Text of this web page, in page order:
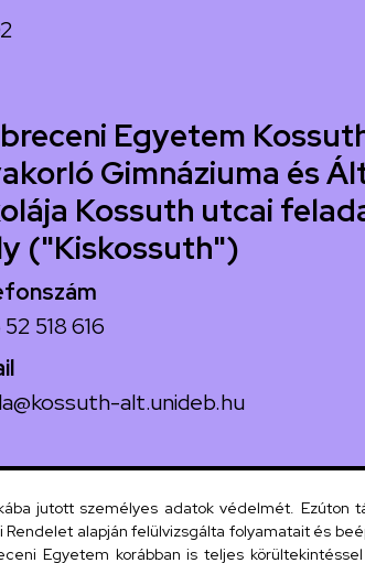
Egyetem
Gimnáziuma és
Kossuth utcai
("Kiskossuth")
518 616
alt.unideb.hu
Debrecen, Kossuth utca 33.
jutott személyes adatok védelmét. Ezúton
alapján felülvizsgálta folyamatait és
Egyetem korábban is teljes